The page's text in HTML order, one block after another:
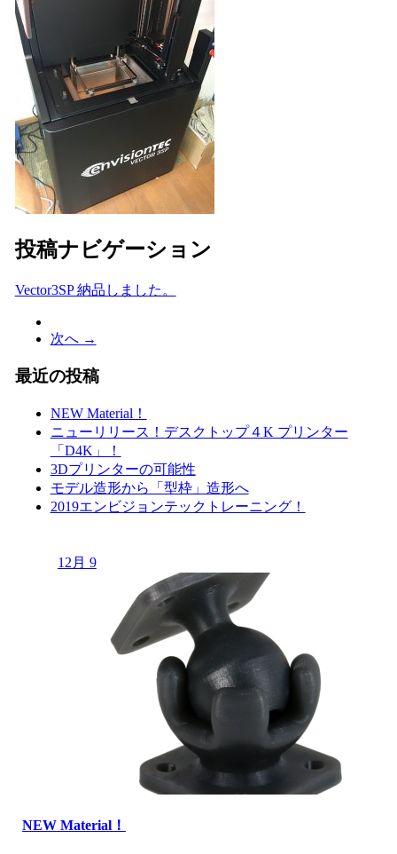
投稿ナビゲーション
Vector3SP 納品しました。
次へ →
最近の投稿
NEW Material！
ニューリリース！デスクトップ４K プリンター
「D4K」！
3Dプリンターの可能性
モデル造形から「型枠」造形へ
2019エンビジョンテックトレーニング！
12月 9
NEW Material！